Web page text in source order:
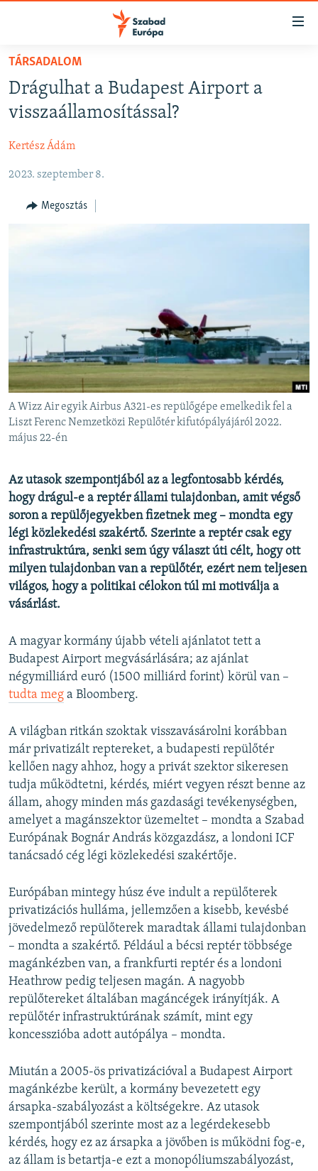
Akadálymentes
Ugrás
fő
oldalra
Ugrás
NAPIRENDEN
AKTUÁLIS
VIDEÓK
ELEMZŐ
NER15
EURÓPAI UNIÓ
VILÁG
KLÍMAVÁLTOZÁS
A MÚLT TANULSÁGAI
KÖVESSEN MINKET!
Valamennyi RFE/RL weboldal
TÁRSADALOM
Drágulhat a Budapest Airport a
visszaállamosítással?
Kertész Ádám
2023. szeptember 8.
Megosztás
A Wizz Air egyik Airbus A321-es repülőgépe emelkedik fel a
Liszt Ferenc Nemzetközi Repülőtér kifutópályájáról 2022.
május 22-én
Az utasok szempontjából az a legfontosabb kérdés,
hogy drágul-e a reptér állami tulajdonban, amit végső
soron a repülőjegyekben fizetnek meg – mondta egy
légi közlekedési szakértő. Szerinte a reptér csak egy
infrastruktúra, senki sem úgy választ úti célt, hogy ott
milyen tulajdonban van a repülőtér, ezért nem teljesen
világos, hogy a politikai célokon túl mi motiválja a
vásárlást.
A magyar kormány újabb vételi ajánlatot tett a
Budapest Airport megvásárlására; az ajánlat
négymilliárd euró (1500 milliárd forint) körül van –
tudta meg a Bloomberg.
A világban ritkán szoktak visszavásárolni korábban
már privatizált reptereket, a budapesti repülőtér
kellően nagy ahhoz, hogy a privát szektor sikeresen
tudja működtetni, kérdés, miért vegyen részt benne az
állam, ahogy minden más gazdasági tevékenységben,
amelyet a magánszektor üzemeltet – mondta a Szabad
Európának Bognár András közgazdász, a londoni ICF
tanácsadó cég légi közlekedési szakértője.
Európában mintegy húsz éve indult a repülőterek
privatizációs hulláma, jellemzően a kisebb, kevésbé
jövedelmező repülőterek maradtak állami tulajdonban
– mondta a szakértő. Például a bécsi reptér többsége
magánkézben van, a frankfurti reptér és a londoni
Heathrow pedig teljesen magán. A nagyobb
repülőtereket általában magáncégek irányítják. A
repülőtér infrastruktúrának számít, mint egy
koncesszióba adott autópálya – mondta.
Miután a 2005-ös privatizációval a Budapest Airport
magánkézbe került, a kormány bevezetett egy
ársapka-szabályozást a költségekre. Az utasok
szempontjából szerinte most az a legérdekesebb
kérdés, hogy ez az ársapka a jövőben is működni fog-e,
az állam is betartja-e ezt a monopóliumszabályozást,